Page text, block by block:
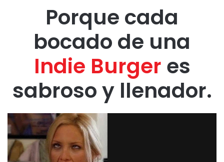
Porque cada
bocado de una
Indie Burger es
sabroso y llenador.